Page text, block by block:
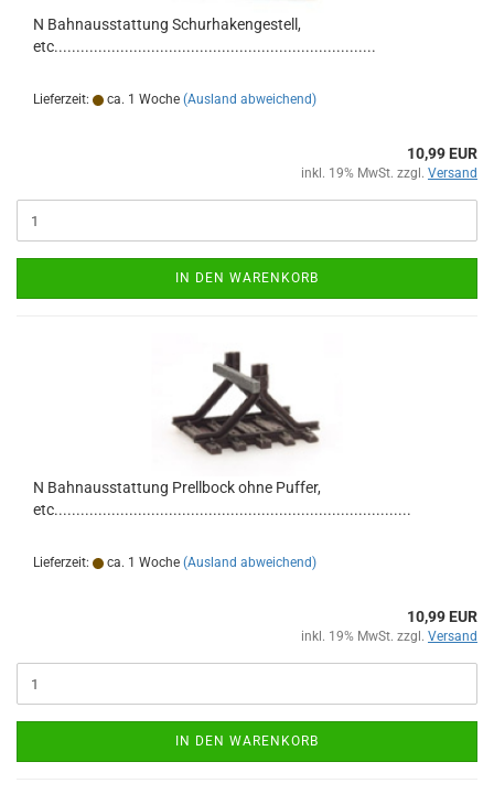
N Bahnausstattung Schurhakengestell,
etc.........................................................................
Lieferzeit: ca. 1 Woche (Ausland abweichend)
10,99 EUR
inkl. 19% MwSt. zzgl. Versand
IN DEN WARENKORB
N Bahnausstattung Prellbock ohne Puffer,
etc.................................................................................
Lieferzeit: ca. 1 Woche (Ausland abweichend)
10,99 EUR
inkl. 19% MwSt. zzgl. Versand
IN DEN WARENKORB